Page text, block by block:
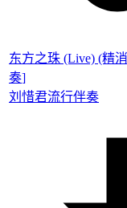
东方之珠 (Live) (精
奏]
刘惜君流行伴奏